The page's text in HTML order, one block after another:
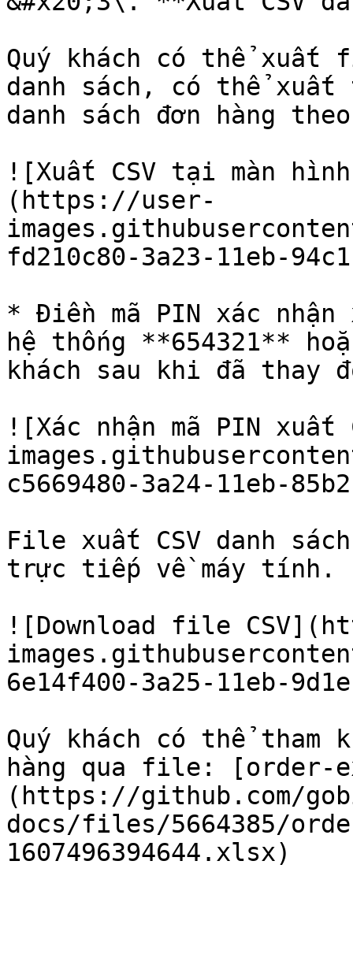
Quý khách có thể xuất
danh sách, có thể xuất
danh sách đơn hàng
![Xuất CSV tại màn
(https://user-
fd210c80-3a23-11eb-
* Điền mã PIN xác nhận
hệ thống **654321**
khách sau khi đã thay
![Xác nhận mã PIN
c5669480-3a24-11eb-
File xuất CSV danh
trực tiếp về máy tính.
![Download file
6e14f400-3a25-11eb-
Quý khách có thể tham
hàng qua file: [order-
(https://github.com/
docs/files/5664385/